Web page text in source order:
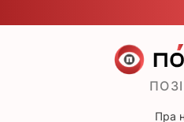
Пра